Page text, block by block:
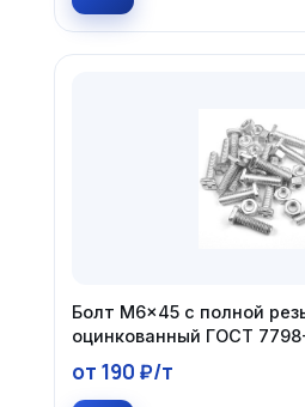
Болт М6×45 с полной
оцинкованный ГОСТ
от 190 ₽/т